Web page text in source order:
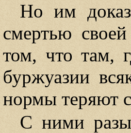
Но им
смертью
том, что там,
буржуазии
нормы теряют
С ними